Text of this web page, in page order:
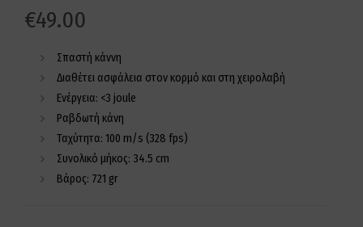
€49.00
Σπαστή κάννη
Διαθέτει ασφάλεια στον κορμό και στη χειρολαβή
Ενέργεια: <3 joule
Ραβδωτή κάνη
Ταχύτητα: 100 m/s (328 fps)
Συνολικό μήκος: 34.5 cm
Βάρος: 721 gr